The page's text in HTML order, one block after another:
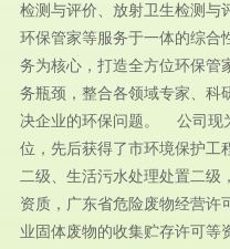
检测与评价、放射卫生检测与
环保管家等服务于一体的综合
务为核心，打造全方位环保管
务瓶颈，整合各领域专家、科
决企业的环保问题。 公司现
位，先后获得了市环境保护工
二级、生活污水处理处置二级
资质，广东省危险废物经营许
业固体废物的收集贮存许可